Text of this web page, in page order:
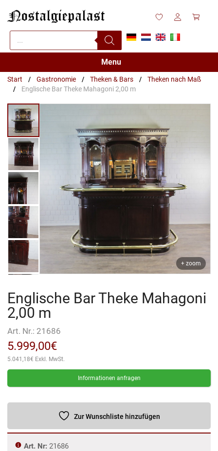
Inhalt
springen
Products
search
Menu
Start / Gastronomie / Theken & Bars /
Theken nach Maß
/
Englische Bar Theke Mahagoni 2,00 m
+ zoom
Englische Bar Theke Mahagoni
2,00 m
Art. Nr.: 21686
5.999,00€
5.041,18€ Exkl. MwSt.
Informationen anfragen
Zur Wunschliste hinzufügen
Art. Nr: 21686